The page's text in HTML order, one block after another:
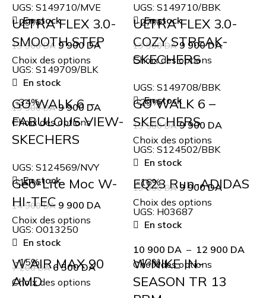
UGS: S149710/MVE
En stock
13 900DA 9 900 DA
Choix des options
UGS: S149710/BBK
En stock
13 900DA 9 900DA
Choix des options
-29%
ULTRA FLEX 3.0-
SMOOTH STEP
UGS: S149709/BLK
En stock
13 900DA 9 900 DA
Choix des options
-27%
ULTRA FLEX 3.0-
COZY STREAK-
SKECHERS
UGS: S149708/BBK
En stock
13 500DA 9 900 DA
Choix des options
-34%
GO WALK 6 –
FABULOUS VIEW-
SKECHERS
UGS: S124569/NVY
En stock
14 900DA 9 900 DA
Choix des options
-29%
GO WALK 6 –
SKECHERS
UGS: S124502/BBK
En stock
13 900DA 9 900DA
Choix des options
-10%
Geo-Lite Moc W-
HI-TEC
UGS: O013250
En stock
7 200DA 6 500DA
Choix des options
-16%
EQ23 Run-ADIDAS
UGS: H03687
En stock
10 900 DA – 12 900 DA
Choix des options
-15%
W AIR MAX 90
AMD
-13%
W NIKE IN-
SEASON TR 13